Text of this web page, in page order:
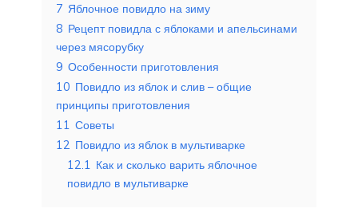
7 Яблочное повидло на зиму
8 Рецепт повидла с яблоками и апельсинами
через мясорубку
9 Особенности приготовления
10 Повидло из яблок и слив – общие
принципы приготовления
11 Советы
12 Повидло из яблок в мультиварке
12.1 Как и сколько варить яблочное
повидло в мультиварке